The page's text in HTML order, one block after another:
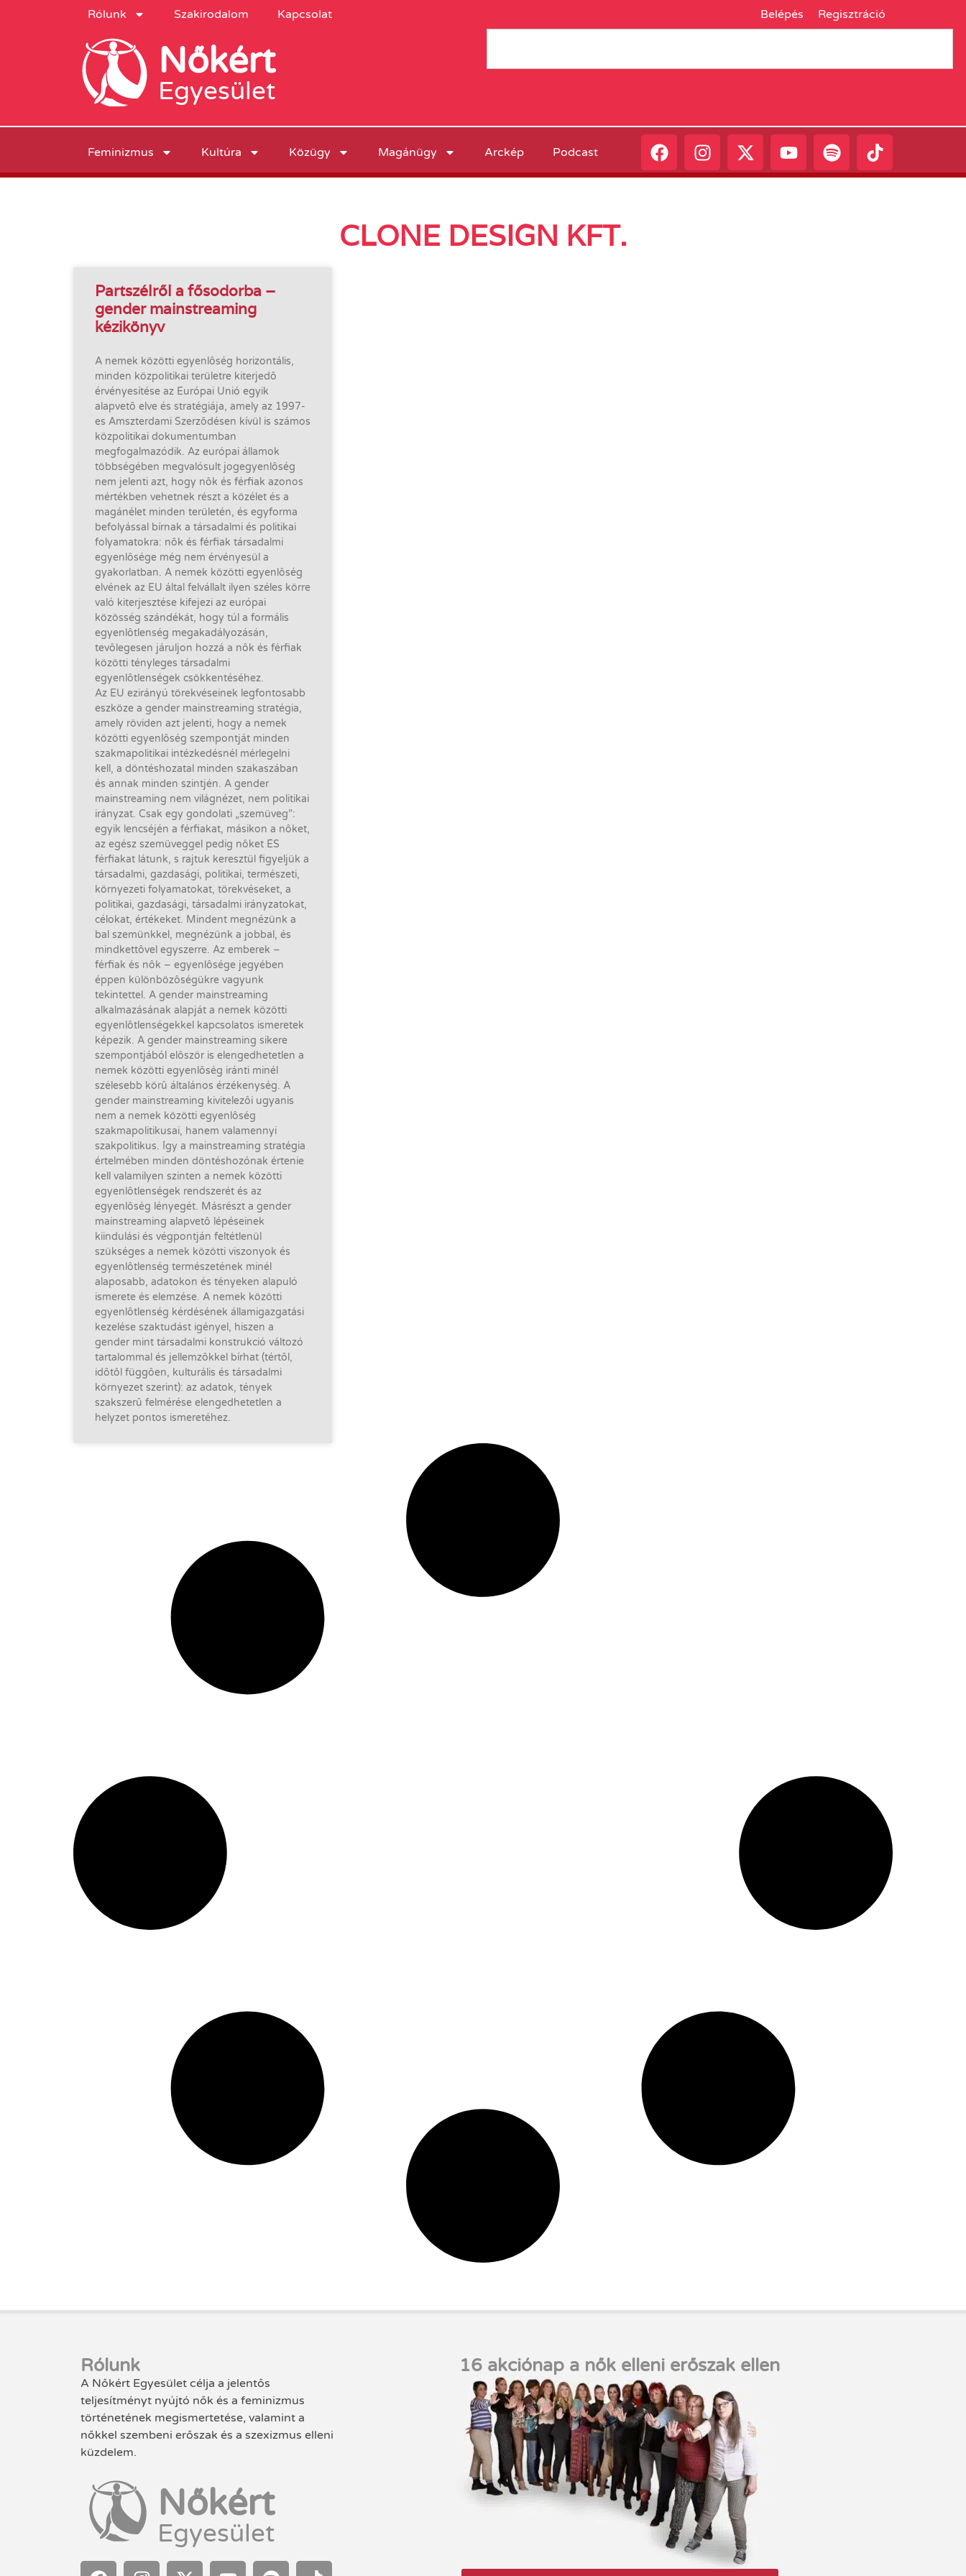
Rólunk Szakirodalom Kapcsolat Belépés Regisztráció
Nőkért
Egyesület
Feminizmus Kultúra Közügy Magánügy Arckép Podcast
CLONE DESIGN KFT.
Partszélről a fősodorba –
gender mainstreaming
kézikönyv
A nemek közötti egyenlôség horizontális,
minden közpolitikai területre kiterjedô
érvényesítése az Európai Unió egyik
alapvetô elve és stratégiája, amely az 1997-
es Amszterdami Szerzôdésen kívül is számos
közpolitikai dokumentumban
megfogalmazódik. Az európai államok
többségében megvalósult jogegyenlôség
nem jelenti azt, hogy nôk és férfiak azonos
mértékben vehetnek részt a közélet és a
magánélet minden területén, és egyforma
befolyással bírnak a társadalmi és politikai
folyamatokra: nôk és férfiak társadalmi
egyenlôsége még nem érvényesül a
gyakorlatban. A nemek közötti egyenlôség
elvének az EU által felvállalt ilyen széles körre
való kiterjesztése kifejezi az európai
közösség szándékát, hogy túl a formális
egyenlôtlenség megakadályozásán,
tevôlegesen járuljon hozzá a nôk és férfiak
közötti tényleges társadalmi
egyenlôtlenségek csökkentéséhez.
Az EU ezirányú törekvéseinek legfontosabb
eszköze a gender mainstreaming stratégia,
amely röviden azt jelenti, hogy a nemek
közötti egyenlôség szempontját minden
szakmapolitikai intézkedésnél mérlegelni
kell, a döntéshozatal minden szakaszában
és annak minden szintjén. A gender
mainstreaming nem világnézet, nem politikai
irányzat. Csak egy gondolati „szemüveg”:
egyik lencséjén a férfiakat, másikon a nôket,
az egész szemüveggel pedig nôket ÉS
férfiakat látunk, s rajtuk keresztül figyeljük a
társadalmi, gazdasági, politikai, természeti,
környezeti folyamatokat, törekvéseket, a
politikai, gazdasági, társadalmi irányzatokat,
célokat, értékeket. Mindent megnézünk a
bal szemünkkel, megnézünk a jobbal, és
mindkettôvel egyszerre. Az emberek –
férfiak és nôk – egyenlôsége jegyében
éppen különbözôségükre vagyunk
tekintettel. A gender mainstreaming
alkalmazásának alapját a nemek közötti
egyenlôtlenségekkel kapcsolatos ismeretek
képezik. A gender mainstreaming sikere
szempontjából elôször is elengedhetetlen a
nemek közötti egyenlôség iránti minél
szélesebb körû általános érzékenység. A
gender mainstreaming kivitelezôi ugyanis
nem a nemek közötti egyenlôség
szakmapolitikusai, hanem valamennyi
szakpolitikus. Így a mainstreaming stratégia
értelmében minden döntéshozónak értenie
kell valamilyen szinten a nemek közötti
egyenlôtlenségek rendszerét és az
egyenlôség lényegét. Másrészt a gender
mainstreaming alapvetô lépéseinek
kiindulási és végpontján feltétlenül
szükséges a nemek közötti viszonyok és
egyenlôtlenség természetének minél
alaposabb, adatokon és tényeken alapuló
ismerete és elemzése. A nemek közötti
egyenlôtlenség kérdésének államigazgatási
kezelése szaktudást igényel, hiszen a
gender mint társadalmi konstrukció változó
tartalommal és jellemzôkkel bírhat (tértôl,
idôtôl függôen, kulturális és társadalmi
környezet szerint): az adatok, tények
szakszerû felmérése elengedhetetlen a
helyzet pontos ismeretéhez.
Rólunk
A Nőkért Egyesület célja a jelentős
teljesítményt nyújtó nők és a feminizmus
történetének megismertetése, valamint a
nőkkel szembeni erőszak és a szexizmus elleni
küzdelem.
Nőkért
Egyesület
16 akciónap a nők elleni erőszak ellen